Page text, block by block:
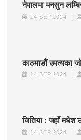
नेपालमा मनसुन
14 SEP 2024
काठमाडौं उपत्यका
14 SEP 2024
जितिया : जहाँ मधेश
14 SEP 2024